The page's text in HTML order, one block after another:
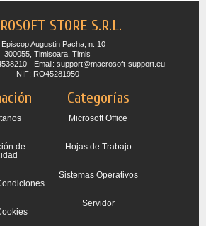
STORE S.R.L.
Augustin Pacha, n. 10
300055, Timisoara, Timis
- Email: support@macrosoft-support.eu
NIF: RO45281950
de
Categorías
Microsoft Office
Hojas de Trabajo
Sistemas Operativos
Servidor